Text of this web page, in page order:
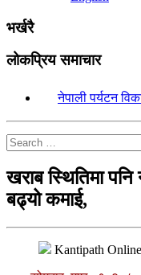
भर्खरै
लोकप्रिय समाचार
नेपाली पर्यटन
खराब स्थितिमा
बढ्यो कमाई,
Kantipath Online